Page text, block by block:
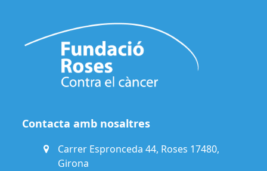
Contacta amb nosaltres
Carrer Espronceda 44, Roses 17480,
Girona